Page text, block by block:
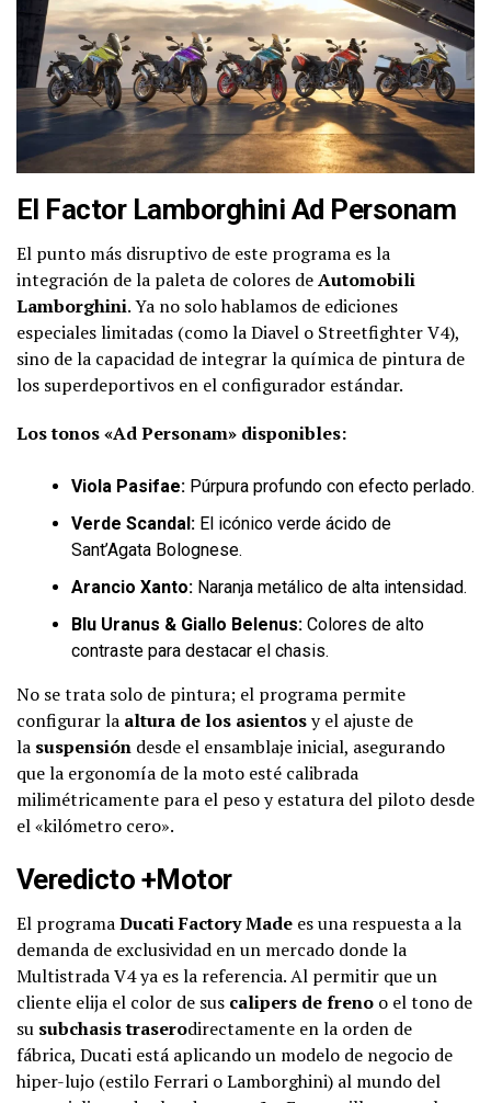
El Factor Lamborghini Ad Personam
El punto más disruptivo de este programa es la
integración de la paleta de colores deAutomobili
Lamborghini. Ya no solo hablamos de ediciones
especiales limitadas (como la Diavel o Streetfighter V4),
sino de la capacidad de integrar la química de pintura de
los superdeportivos en el configurador estándar.
Los tonos «Ad Personam» disponibles:
Viola Pasifae: Púrpura profundo con efecto perlado.
Verde Scandal: El icónico verde ácido de
Sant’Agata Bolognese.
Arancio Xanto: Naranja metálico de alta intensidad.
Blu Uranus & Giallo Belenus: Colores de alto
contraste para destacar el chasis.
No se trata solo de pintura; el programa permite
configurar la altura de los asientosy el ajuste de
la suspensión desde el ensamblaje inicial, asegurando
que la ergonomía de la moto esté calibrada
milimétricamente para el peso y estatura del piloto desde
el «kilómetro cero».
Veredicto +Motor
El programaDucati Factory Made es una respuesta a la
demanda de exclusividad en un mercado donde la
Multistrada V4 ya es la referencia. Al permitir que un
cliente elija el color de sus calipers de freno o el tono de
su subchasis traserodirectamente en la orden de
fábrica, Ducati está aplicando un modelo de negocio de
hiper-lujo (estilo Ferrari o Lamborghini) al mundo del